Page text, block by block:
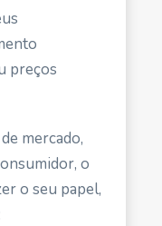
preços
mercado,
o
o seu papel,